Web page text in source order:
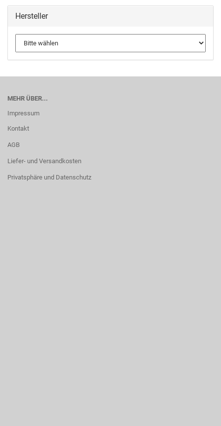
Hersteller
MEHR ÜBER...
Impressum
Kontakt
AGB
Liefer- und Versandkosten
Privatsphäre und Datenschutz